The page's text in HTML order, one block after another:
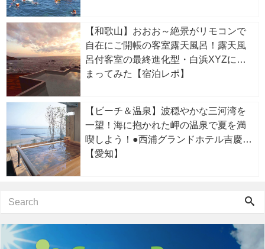
【和歌山】おおお～絶景がリモコンで
自在にご開帳の客室露天風呂！露天風
呂付客室の最終進化型・白浜XYZに泊
まってみた【宿泊レポ】
【ビーチ＆温泉】波穏やかな三河湾を
一望！海に抱かれた岬の温泉で夏を満
喫しよう！●西浦グランドホテル吉慶
【愛知】